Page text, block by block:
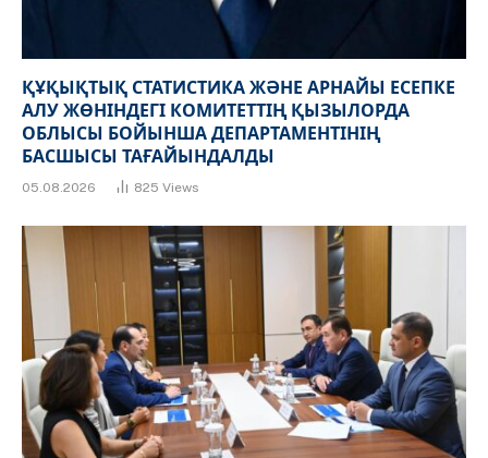
ҚҰҚЫҚТЫҚ СТАТИСТИКА ЖӘНЕ АРНАЙЫ ЕСЕПКЕ
АЛУ ЖӨНІНДЕГІ КОМИТЕТТІҢ ҚЫЗЫЛОРДА
ОБЛЫСЫ БОЙЫНША ДЕПАРТАМЕНТІНІҢ
БАСШЫСЫ ТАҒАЙЫНДАЛДЫ
05.08.2026 825 Views